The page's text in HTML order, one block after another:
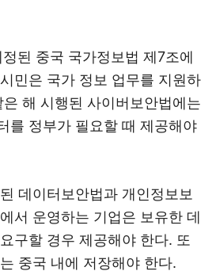
된 중국 국가정보법 제7조에
민은 국가 정보 업무를 지원하
해 시행된 사이버보안법에는
를 정부가 필요할 때 제공해야
데이터보안법과 개인정보보
서 운영하는 기업은 보유한 데
구할 경우 제공해야 한다. 또
중국 내에 저장해야 한다.